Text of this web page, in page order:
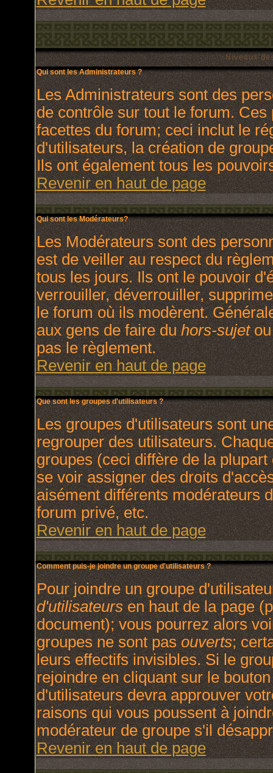
Niveaux
Qui sont les Administrateurs ?
Les Administrateurs sont des
de contrôle sur tout le forum.
facettes du forum; ceci inclut le
d'utilisateurs, la création de
Ils ont également tous les
Revenir en haut de page
Qui sont les Modérateurs?
Les Modérateurs sont des
est de veiller au respect du
tous les jours. Ils ont le pouvoir
verrouiller, déverrouiller,
le forum où ils modèrent.
aux gens de faire duhors-sujetou
pas le règlement.
Revenir en haut de page
Que sont les groupes d'utilisateurs ?
Les groupes d'utilisateurs sont
regrouper des utilisateurs.
groupes (ceci diffère de la
se voir assigner des droits
aisément différents modérateurs
forum privé, etc.
Revenir en haut de page
Comment puis-je joindre un groupe d'utilisateurs ?
Pour joindre un groupe
d'utilisateursen haut de la page
document); vous pourrez alors
groupes ne sont pasouverts;
leurs effectifs invisibles. Si le
rejoindre en cliquant sur le
d'utilisateurs devra approuver
raisons qui vous poussent à
modérateur de groupe s'il
Revenir en haut de page